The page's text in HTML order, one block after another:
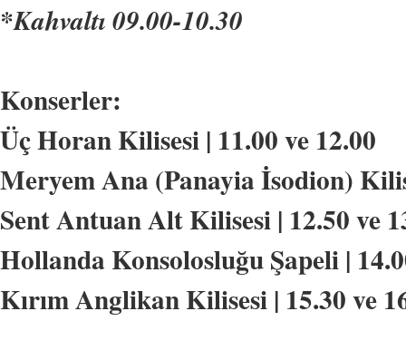
*Kahvaltı 09.00-10.30
Konserler:
Üç Horan Kilisesi | 11.00 ve 12.00
Meryem Ana (Panayia İsodion)
Sent Antuan Alt Kilisesi | 12.50 ve
Hollanda Konsolosluğu Şapeli |
Kırım Anglikan Kilisesi | 15.30 ve